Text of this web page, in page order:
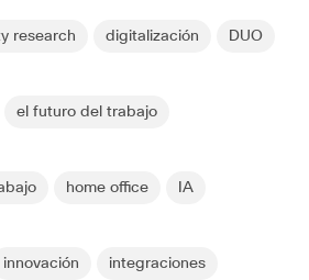
research digitalización DUO
el futuro del trabajo
home office IA
innovación integraciones